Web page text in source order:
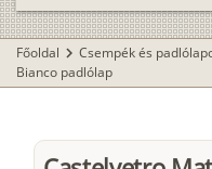
Főoldal chevron_right Csempék és
Bianco padlólap